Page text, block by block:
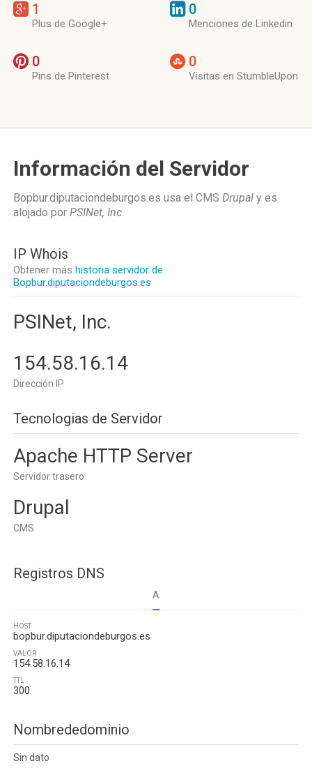
1
Plus de Google+
0
Menciones de Linkedin
0
Pins de Pinterest
0
Visitas en StumbleUpon
Información del Servidor
Bopbur.diputaciondeburgos.es usa el CMS Drupal y es
alojado por PSINet, Inc.
IP Whois
Obtener más historia servidor de
Bopbur.diputaciondeburgos.es
PSINet, Inc.
154.58.16.14
Dirección IP
Tecnologias de Servidor
Apache HTTP Server
Servidor trasero
Drupal
CMS
Registros DNS
A
HOST
bopbur.diputaciondeburgos.es
VALOR
154.58.16.14
TTL
300
Nombrededominio
Sin dato